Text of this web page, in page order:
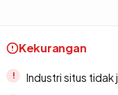
Kekurangan
Industri situs